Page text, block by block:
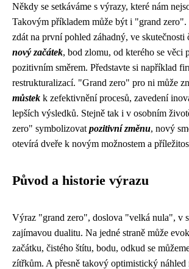
Někdy se setkáváme s výrazy, které nám
Takovým příkladem může být i "grand zero".
zdát na první pohled záhadný, ve skutečnosti
nový začátek, bod zlomu, od kterého se věci
pozitivním směrem. Představte si například
restrukturalizací. "Grand zero" pro ni může
můstek k zefektivnění procesů, zavedení
lepších výsledků. Stejně tak i v osobním
zero" symbolizovat pozitivní změnu, nový
otevírá dveře k novým možnostem a
Původ a historie výrazu
Výraz "grand zero", doslova "velká nula", v
zajímavou dualitu. Na jedné straně může
začátku, čistého štítu, bodu, odkud se
zítřkům. A přesně takový optimistický náhled